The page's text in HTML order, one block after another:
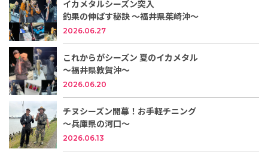
イカメタルシーズン突入
釣果の伸ばす秘訣 ～福井県茱崎沖～
2026.06.27
これからがシーズン 夏のイカメタル
～福井県敦賀沖～
2026.06.20
チヌシーズン開幕！お手軽チニング
～兵庫県の河口～
2026.06.13